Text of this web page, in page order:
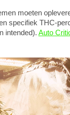
moeten
specifiek THC-
intended). Auto